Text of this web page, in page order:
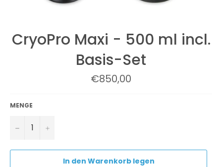
CryoPro Maxi - 500 ml incl.
Basis-Set
Normaler
Preis
€850,00
MENGE
− +
In den Warenkorb legen